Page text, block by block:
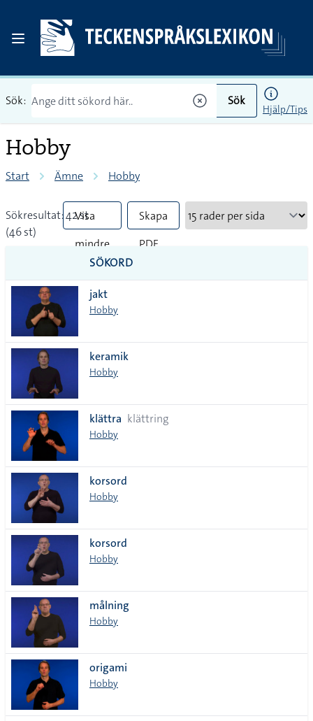
Sök: Sök
Hjälp/Tips
Hobby
Start Ämne Hobby
Sökresultat: 42 st
(46 st)
Visa
mindre
tecken
Skapa
PDF
SÖKORD
jakt
Hobby
keramik
Hobby
klättra klättring
Hobby
korsord
Hobby
korsord
Hobby
målning
Hobby
origami
Hobby